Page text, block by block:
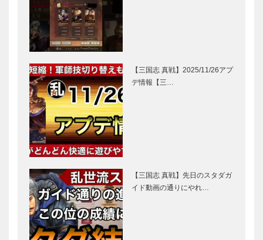
【三国志 真戦】2025/11/26アプ
デ情報【三…
【三国志 真戦】先日のスタダガ
イド動画の通りにやれ…